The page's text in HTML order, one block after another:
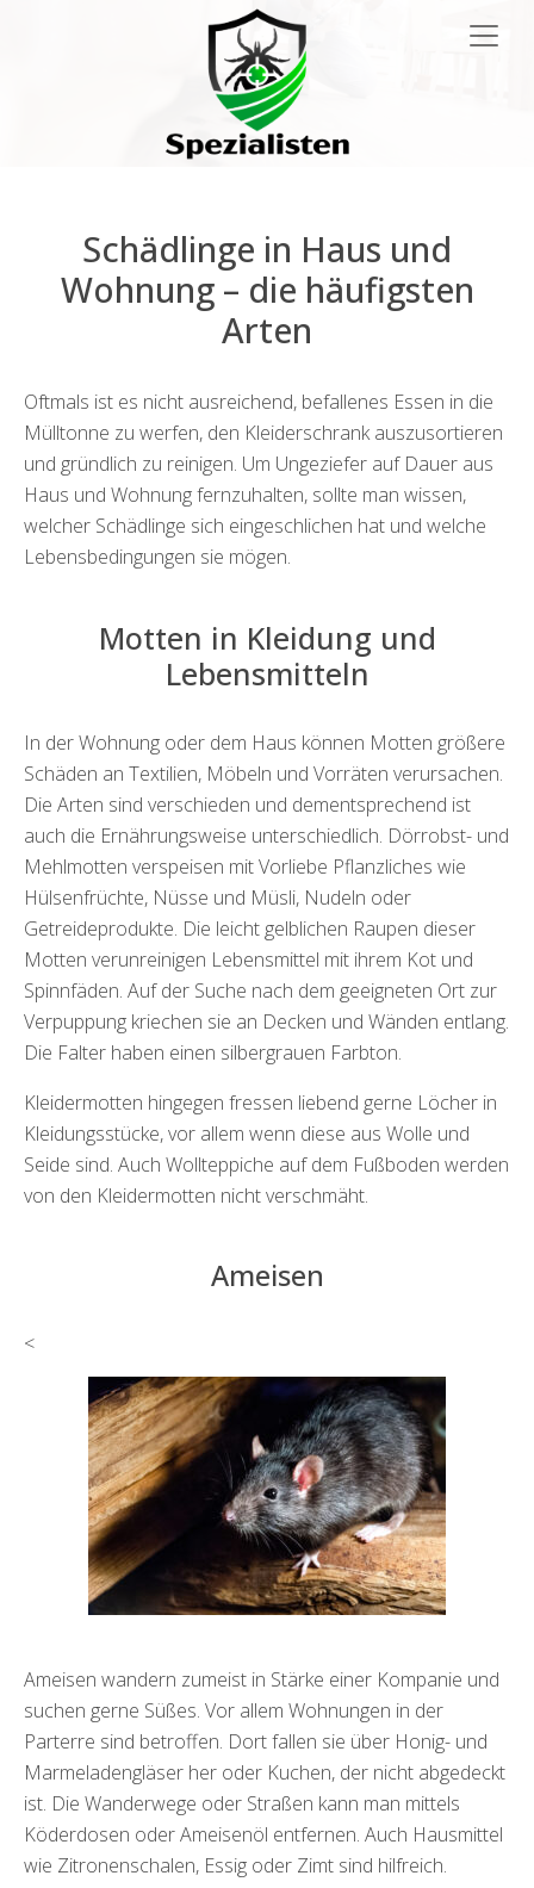
Hauptnavigation
Schädlinge in Haus und
Wohnung – die häufigsten
Arten
Oftmals ist es nicht ausreichend, befallenes Essen in die
Mülltonne zu werfen, den Kleiderschrank auszusortieren
und gründlich zu reinigen. Um Ungeziefer auf Dauer aus
Haus und Wohnung fernzuhalten, sollte man wissen,
welcher Schädlinge sich eingeschlichen hat und welche
Lebensbedingungen sie mögen.
Motten in Kleidung und
Lebensmitteln
In der Wohnung oder dem Haus können Motten größere
Schäden an Textilien, Möbeln und Vorräten verursachen.
Die Arten sind verschieden und dementsprechend ist
auch die Ernährungsweise unterschiedlich. Dörrobst- und
Mehlmotten verspeisen mit Vorliebe Pflanzliches wie
Hülsenfrüchte, Nüsse und Müsli, Nudeln oder
Getreideprodukte. Die leicht gelblichen Raupen dieser
Motten verunreinigen Lebensmittel mit ihrem Kot und
Spinnfäden. Auf der Suche nach dem geeigneten Ort zur
Verpuppung kriechen sie an Decken und Wänden entlang.
Die Falter haben einen silbergrauen Farbton.
Kleidermotten hingegen fressen liebend gerne Löcher in
Kleidungsstücke, vor allem wenn diese aus Wolle und
Seide sind. Auch Wollteppiche auf dem Fußboden werden
von den Kleidermotten nicht verschmäht.
Ameisen
<
Ameisen wandern zumeist in Stärke einer Kompanie und
suchen gerne Süßes. Vor allem Wohnungen in der
Parterre sind betroffen. Dort fallen sie über Honig- und
Marmeladengläser her oder Kuchen, der nicht abgedeckt
ist. Die Wanderwege oder Straßen kann man mittels
Köderdosen oder Ameisenöl entfernen. Auch Hausmittel
wie Zitronenschalen, Essig oder Zimt sind hilfreich.